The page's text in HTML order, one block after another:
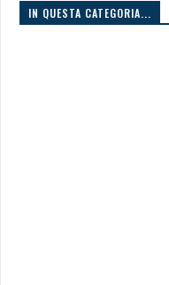
IN QUESTA CATEGORIA...